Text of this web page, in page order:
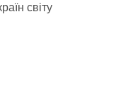
світу